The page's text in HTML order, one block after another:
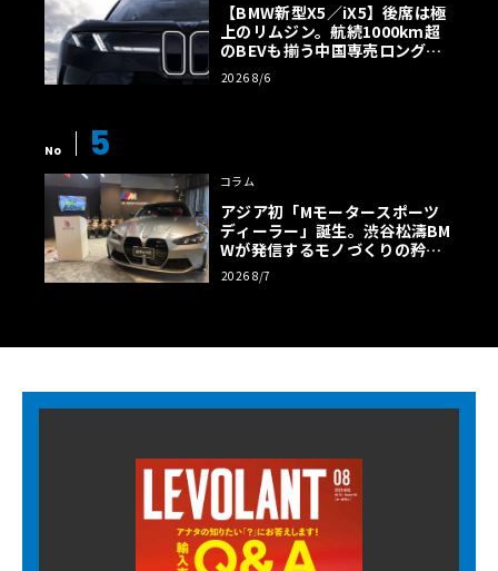
【BMW新型X5／iX5】後席は極
上のリムジン。航続1000km超
のBEVも揃う中国専売ロング仕
様の全貌
2026 8/6
No 5
コラム
アジア初「Mモータースポーツ
ディーラー」誕生。渋谷松濤BM
Wが発信するモノづくりの矜持
【木下隆之コラム】
2026 8/7